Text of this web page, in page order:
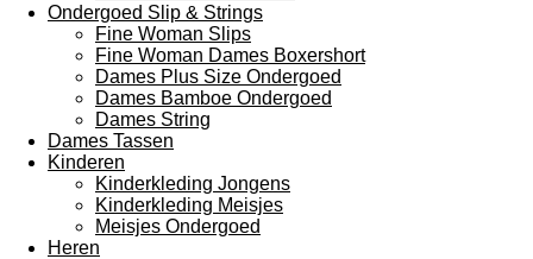
Ondergoed Slip & Strings
Fine Woman Slips
Fine Woman Dames Boxershort
Dames Plus Size Ondergoed
Dames Bamboe Ondergoed
Dames String
Dames Tassen
Kinderen
Kinderkleding Jongens
Kinderkleding Meisjes
Meisjes Ondergoed
Heren